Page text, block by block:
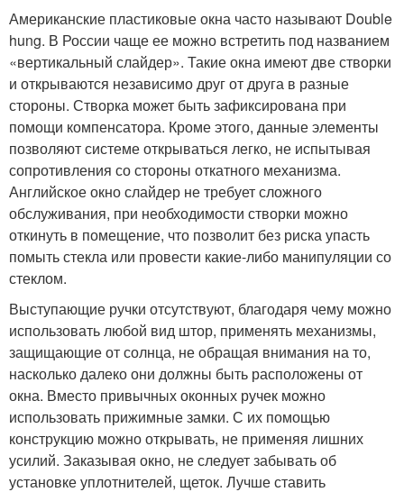
Американские пластиковые окна часто называют Double
hung. В России чаще ее можно встретить под названием
«вертикальный слайдер». Такие окна имеют две створки
и открываются независимо друг от друга в разные
стороны. Створка может быть зафиксирована при
помощи компенсатора. Кроме этого, данные элементы
позволяют системе открываться легко, не испытывая
сопротивления со стороны откатного механизма.
Английское окно слайдер не требует сложного
обслуживания, при необходимости створки можно
откинуть в помещение, что позволит без риска упасть
помыть стекла или провести какие-либо манипуляции со
стеклом.
Выступающие ручки отсутствуют, благодаря чему можно
использовать любой вид штор, применять механизмы,
защищающие от солнца, не обращая внимания на то,
насколько далеко они должны быть расположены от
окна. Вместо привычных оконных ручек можно
использовать прижимные замки. С их помощью
конструкцию можно открывать, не применяя лишних
усилий. Заказывая окно, не следует забывать об
установке уплотнителей, щеток. Лучше ставить